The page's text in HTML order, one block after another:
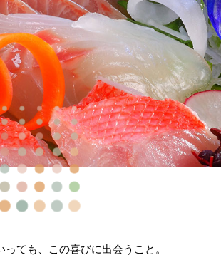
ても、この喜びに出会うこと。